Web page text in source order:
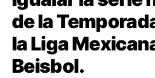
de la
la Liga
Beisbol.